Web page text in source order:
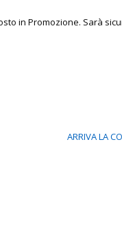
in Promozione. Sarà
ARRIVA LA